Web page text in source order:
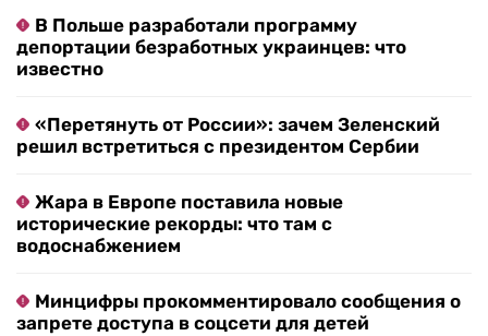
В Польше разработали программу
депортации безработных украинцев: что
известно
«Перетянуть от России»: зачем Зеленский
решил встретиться с президентом Сербии
Жара в Европе поставила новые
исторические рекорды: что там с
водоснабжением
Минцифры прокомментировало сообщения о
запрете доступа в соцсети для детей